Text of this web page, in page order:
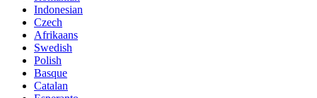
Indonesian
Czech
Afrikaans
Swedish
Polish
Basque
Catalan